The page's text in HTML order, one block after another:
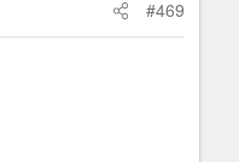
#469